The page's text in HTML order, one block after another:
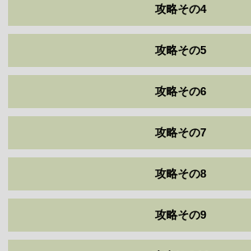
攻略その4
攻略その5
攻略その6
攻略その7
攻略その8
攻略その9